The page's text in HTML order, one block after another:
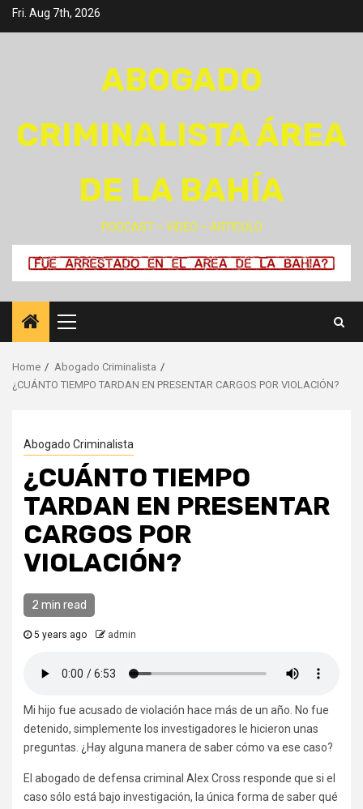
SkipFri. Aug 7th, 2026
ABOGADO
CRIMINALISTA ÁREA
DE LA BAHÍA
PODCAST – VIDEO – ARTÍCULO
Primary
Menu
Home
Abogado Criminalista
¿CUÁNTO TIEMPO TARDAN EN PRESENTAR CARGOS POR VIOLACIÓN?
Abogado Criminalista
¿CUÁNTO TIEMPO
TARDAN EN PRESENTAR
CARGOS POR
VIOLACIÓN?
2 min read
5 years ago admin
Mi hijo fue acusado de violación hace más de un año. No fue
detenido, simplemente los investigadores le hicieron unas
preguntas. ¿Hay alguna manera de saber cómo va ese caso?
El abogado de defensa criminal Alex Cross responde que si el
caso sólo está bajo investigación, la única forma de saber qué